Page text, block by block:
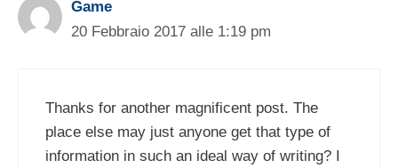
Game
20 Febbraio 2017 alle 1:19 pm
Thanks for another magnificent post. The
place else may just anyone get that type of
information in such an ideal way of writing? I